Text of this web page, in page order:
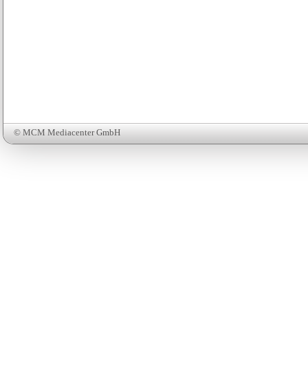
© MCM Mediacenter GmbH